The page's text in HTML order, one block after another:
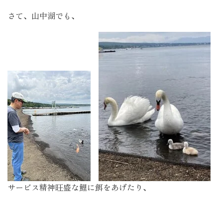
さて、山中湖でも、
サービス精神旺盛な鯉に餌をあげたり、